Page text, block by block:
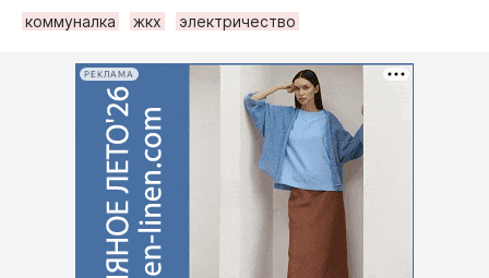
коммуналка
жкх электричество
РЕКЛАМА